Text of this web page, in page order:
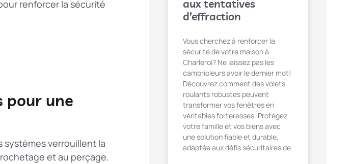
renforcer la sécurité
pour une
systèmes verrouillent la
et au perçage.
aux tentatives
d’effraction
Vous cherchez à renforcer la
sécurité de votre maison à
Charleroi? Ne laissez pas les
cambrioleurs avoir le dernier mot!
Découvrez comment des volets
roulants robustes peuvent
transformer vos fenêtres en
véritables forteresses. Protégez
votre famille et vos biens avec
une solution fiable et durable,
adaptée aux défis sécuritaires de